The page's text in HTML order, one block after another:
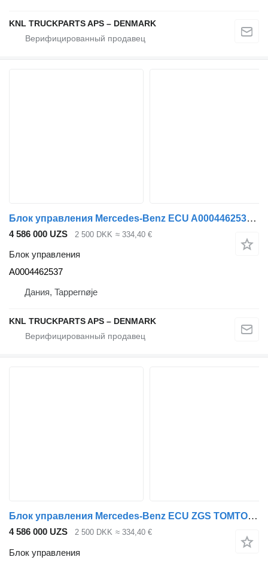
KNL TRUCKPARTS APS – DENMARK
Блок управления Mercedes-Benz ECU A0004462537 для грузовика
4 586 000 UZS 2 500 DKK ≈ 334,40 €
Блок управления
A0004462537
Дания, Tappernøje
KNL TRUCKPARTS APS – DENMARK
Блок управления Mercedes-Benz ECU ZGS TOMTOM A0088203826 для грузовика
4 586 000 UZS 2 500 DKK ≈ 334,40 €
Блок управления